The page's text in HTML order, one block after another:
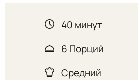
40 минут
6 Порций
Средний